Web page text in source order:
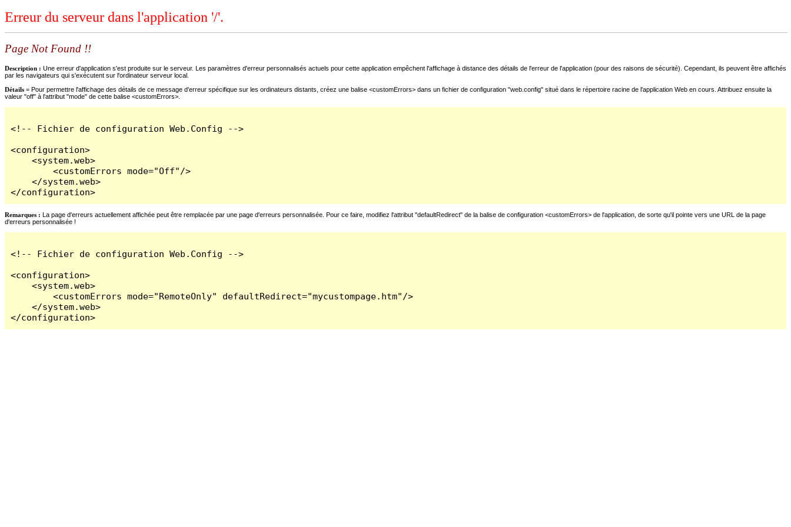
Erreur du serveur dans l'application '/'.
Page Not Found !!
Description : Une erreur d'application s'est produite sur le serveur. Les paramètres d'erreur personnalisés actuels pour cette application empêchent l'affichage à distance des détails de l'erreur de l'application (pour des raisons de sécurité). Cependant, ils peuvent être affichés
par les navigateurs qui s'exécutent sur l'ordinateur serveur local.
Détails = Pour permettre l'affichage des détails de ce message d'erreur spécifique sur les ordinateurs distants, créez une balise <customErrors> dans un fichier de configuration "web.config" situé dans le répertoire racine de l'application Web en cours. Attribuez ensuite la
valeur "off" à l'attribut "mode" de cette balise <customErrors>.
<!-- Fichier de configuration Web.Config -->
<configuration>
    <system.web>
        <customErrors mode="Off"/>
    </system.web>
</configuration>
Remarques : La page d'erreurs actuellement affichée peut être remplacée par une page d'erreurs personnalisée. Pour ce faire, modifiez l'attribut "defaultRedirect" de la balise de configuration <customErrors> de l'application, de sorte qu'il pointe vers une URL de la page
d'erreurs personnalisée !
<!-- Fichier de configuration Web.Config -->
<configuration>
    <system.web>
        <customErrors mode="RemoteOnly" defaultRedirect="mycustompage.htm"/>
    </system.web>
</configuration>